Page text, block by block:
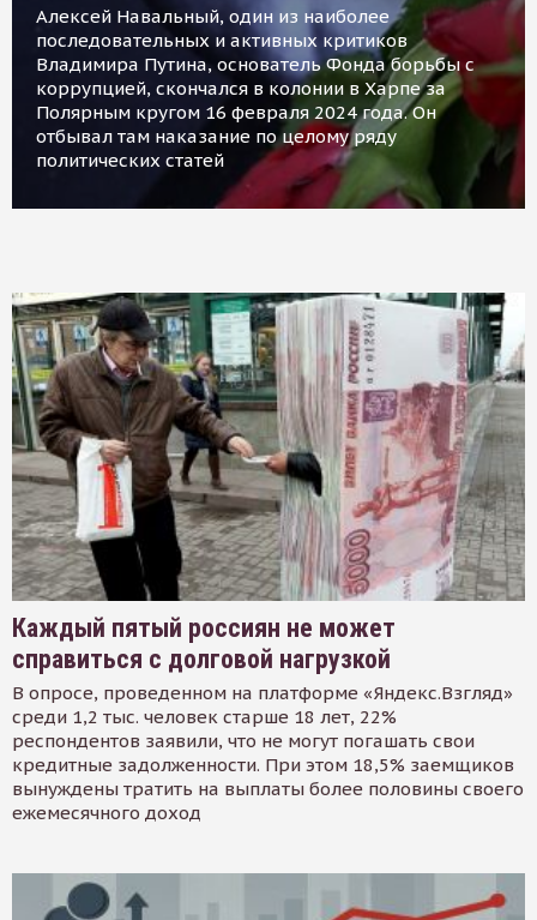
Алексей Навальный, один из наиболее
последовательных и активных критиков
Владимира Путина, основатель Фонда борьбы с
коррупцией, скончался в колонии в Харпе за
Полярным кругом 16 февраля 2024 года. Он
отбывал там наказание по целому ряду
политических статей
Каждый пятый россиян не может
справиться с долговой нагрузкой
В опросе, проведенном на платформе «Яндекс.Взгляд»
среди 1,2 тыс. человек старше 18 лет, 22%
респондентов заявили, что не могут погашать свои
кредитные задолженности. При этом 18,5% заемщиков
вынуждены тратить на выплаты более половины своего
ежемесячного доход